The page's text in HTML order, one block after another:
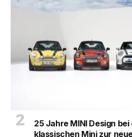
25 Jahre MINI Design
klassischen Mini zur